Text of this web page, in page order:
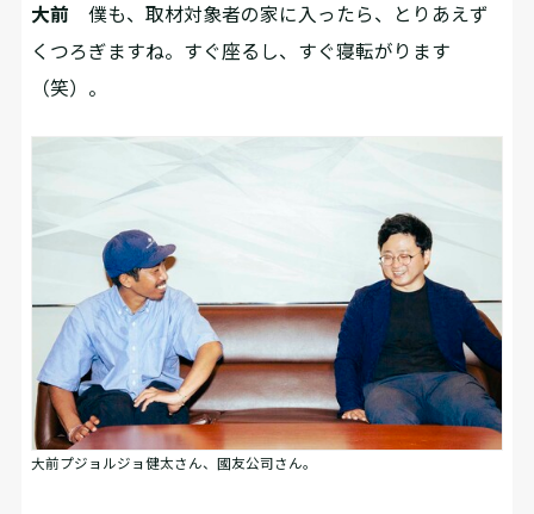
大前 僕も、取材対象者の家に入ったら、とりあえず
くつろぎますね。すぐ座るし、すぐ寝転がります
（笑）。
大前プジョルジョ健太さん、國友公司さん。